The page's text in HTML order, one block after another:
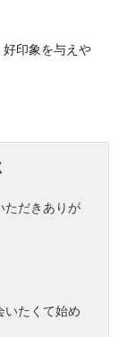
印象を与えや
ただきありが
いたくて始め